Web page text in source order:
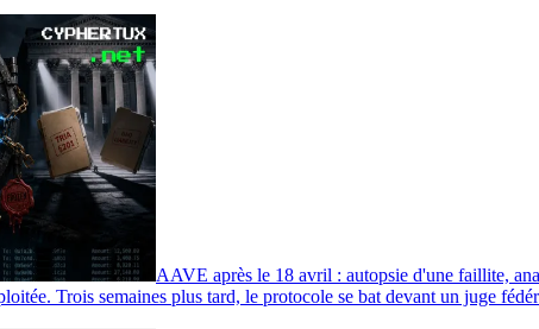
AAVE après le 18 avril : autopsie d'une faillite,
Trois semaines plus tard, le protocole se bat devant un juge